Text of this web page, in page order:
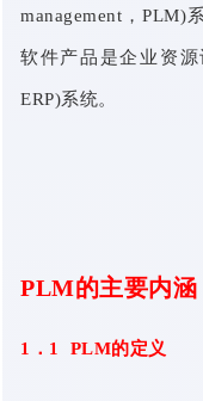
management，PLM)
软件产品是企业资源
ERP)系统。
PLM的主要内涵
1．1 PLM的定义